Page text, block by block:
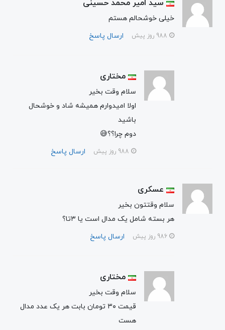
سید امیر محمد حسینی
خیلی خوشحالم هستم
ارسال پاسخ
مختاری
سلام وقت بخیر
اولا امیدوارم همیشه شاد و خوشحال
باشید
دوم چرا؟؟😅
ارسال پاسخ
عسکری
سلام وقتتون بخیر
هر بسته شامل یک مدال است یا ۳تا؟
ارسال پاسخ
مختاری
سلام وقت بخیر
قیمت ۳۰ تومان بابت هر یک عدد مدال
هست